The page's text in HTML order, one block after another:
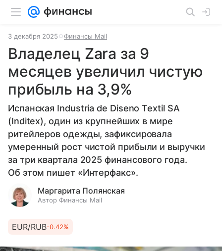
3 декабря 2025 Финансы Mail
Владелец Zara за 9
месяцев увеличил чистую
прибыль на 3,9%
Испанская Industria de Diseno Textil SA
(Inditex), один из крупнейших в мире
ритейлеров одежды, зафиксировала
умеренный рост чистой прибыли и выручки
за три квартала 2025 финансового года.
Об этом пишет «Интерфакс».
Маргарита Полянская
Автор Финансы Mail
EUR/RUB-0.42%